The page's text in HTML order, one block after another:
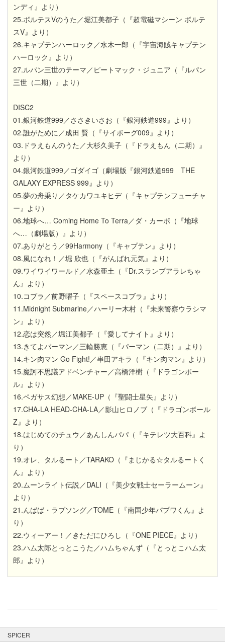
ンディ』より）
25.ボルテスVのうた／堀江美都子（『超電磁マシーン ボルテ
スV』より）
26.キャプテンハーロック／水木一郎（『宇宙海賊キャプテン
ハーロック』より）
27.ルパン三世のテーマ／ピートマック・ジュニア（『ルパン
三世（二期）』より）
DISC2
01.銀河鉄道999／ささきいさお（『銀河鉄道999』より）
02.誰がために／成田 賢（『サイボーグ009』より）
03.ドラえもんのうた／大杉久美子（『ドラえもん（二期）』
より）
04.銀河鉄道999／ゴダイゴ（劇場版『銀河鉄道999 THE
GALAXY EXPRESS 999』より）
05.夢の舟乗り／タケカワユキヒデ（『キャプテンフューチャ
ー』より）
06.地球へ… Coming Home To Terra／ダ・カーポ（『地球
へ…（劇場版）』より）
07.ありがとう／99Harmony（『キャプテン』より）
08.風になれ！／堀 欣也（『がんばれ元気』より）
09.ワイワイワールド／水森亜土（『Dr.スランプアラレちゃ
ん』より）
10.コブラ／前野曜子（『スペースコブラ』より）
11.Midnight Submarine／ハーリー木村（『未来警察ウラシマ
ン』より）
12.恋は突然／堀江美都子（『愛してナイト』より）
13.きてよパーマン／三輪勝恵（『パーマン（二期）』より）
14.キン肉マン Go Fight!／串田アキラ（『キン肉マン』より）
15.魔訶不思議アドベンチャー／高橋洋樹（『ドラゴンボー
ル』より）
16.ペガサス幻想／MAKE-UP（『聖闘士星矢』より）
17.CHA-LA HEAD-CHA-LA／影山ヒロノブ（『ドラゴンボール
Z』より）
18.はじめてのチュウ／あんしんパパ（『キテレツ大百科』よ
り）
19.オレ、タルるート／TARAKO（『まじかる☆タルるートく
ん』より）
20.ムーンライト伝説／DALI（『美少女戦士セーラームーン』
より）
21.んばば・ラブソング／TOME（『南国少年パプワくん』よ
り）
22.ウィーアー！／きただにひろし（『ONE PIECE』より）
23.ハム太郎とっとこうた／ハムちゃんず（『とっとこハム太
郎』より）
SPICER